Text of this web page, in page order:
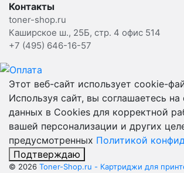
Контакты
toner-shop.ru
Каширское ш., 25Б, стр. 4 офис 514
+7 (495) 646-16-57
Этот веб-сайт использует cookie-
Используя сайт, вы соглашаетесь на
данных в Cookies для корректной
вашей персонализации и других
предусмотренных Политикой
Подтверждаю
© 2026 Toner-Shop.ru - Картриджи для